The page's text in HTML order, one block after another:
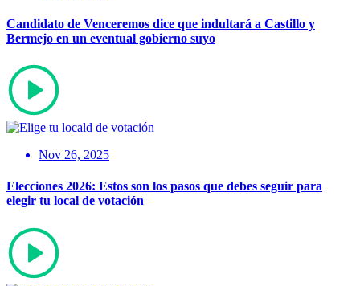
Candidato de Venceremos dice que indultará a Castillo y
Bermejo en un eventual gobierno suyo
Nov 26, 2025
Elecciones 2026: Estos son los pasos que debes seguir para
elegir tu local de votación